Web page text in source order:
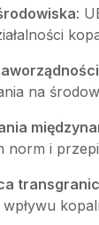
:
na
norm i